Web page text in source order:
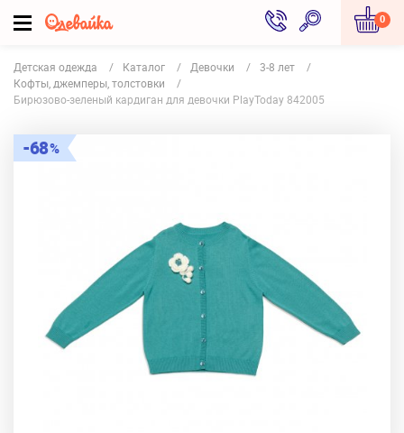
0
Детская одежда Каталог Девочки
3-8 лет
Кофты, джемперы, толстовки
Бирюзово-зеленый кардиган для девочки PlayToday 842005
68